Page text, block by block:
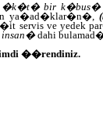
�k�t� bir k�bus�
ya�ad�klar�n�,
servis ve yedek
insan�dahi
��rendiniz.